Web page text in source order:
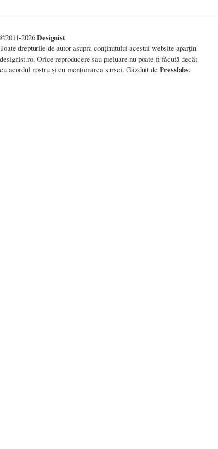
©2011-2026 Designist
Toate drepturile de autor asupra conținutului acestui website aparțin
designist.ro. Orice reproducere sau preluare nu poate fi făcută decât
cu acordul nostru și cu menționarea sursei. Găzduit de Presslabs.